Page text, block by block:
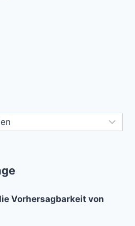
Vorhersagbarkeit von